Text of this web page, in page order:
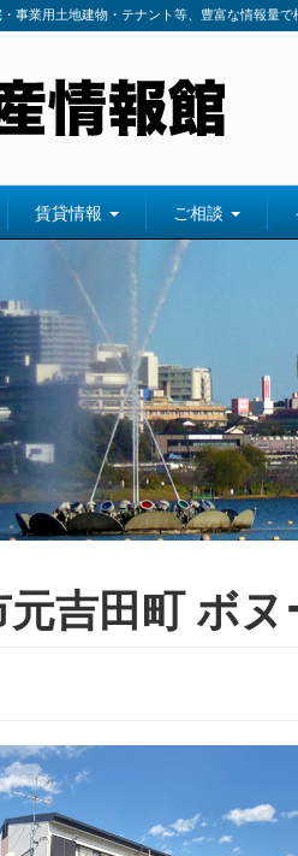
事業用土地建物・テナント等、豊富な情報量
賃貸情報 ご相談
吉田町 ボヌ